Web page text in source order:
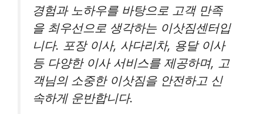
경험과 노하우를 바탕으로 고객 만족
을 최우선으로 생각하는 이삿짐센터입
니다. 포장 이사, 사다리차, 용달 이사
등 다양한 이사 서비스를 제공하며, 고
객님의 소중한 이삿짐을 안전하고 신
속하게 운반합니다.